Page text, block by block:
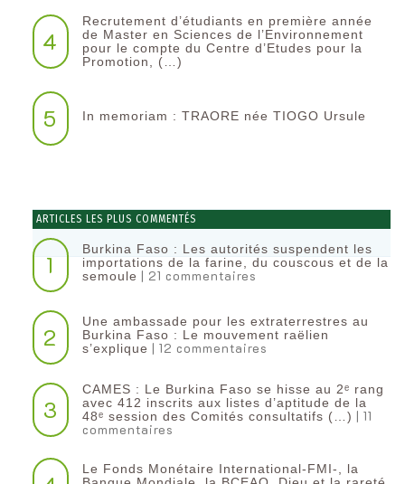
4
Recrutement d’étudiants en première année
de Master en Sciences de l’Environnement
pour le compte du Centre d’Etudes pour la
Promotion, (…)
5 In memoriam : TRAORE née TIOGO Ursule
ARTICLES LES PLUS COMMENTÉS
1
Burkina Faso : Les autorités suspendent les
importations de la farine, du couscous et de la
semoule | 21 commentaires
2
Une ambassade pour les extraterrestres au
Burkina Faso : Le mouvement raëlien
s’explique | 12 commentaires
3
CAMES : Le Burkina Faso se hisse au 2ᵉ rang
avec 412 inscrits aux listes d’aptitude de la
48ᵉ session des Comités consultatifs (…) | 11
commentaires
Le Fonds Monétaire International-FMI-, la